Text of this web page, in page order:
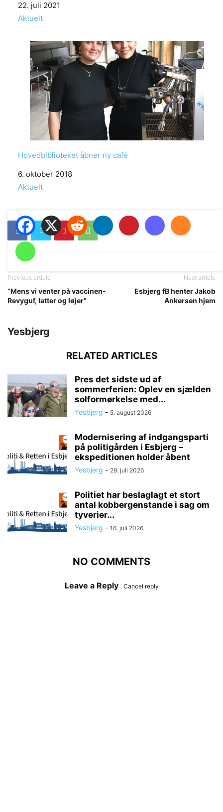
Date
22. juli 2021
In relation to
Aktuelt
Hovedbiblioteket åbner ny café
Date
6. oktober 2018
In relation to
Aktuelt
Previous article
”Mens vi venter på vaccinen-
Revyguf, latter og løjer”
Next article
Esbjerg fB henter Jakob
Ankersen hjem
Yesbjerg
RELATED ARTICLES
Pres det sidste ud af
sommerferien: Oplev en sjælden
solformørkelse med...
Yesbjerg - 5. august 2026
Modernisering af indgangsparti
på politigården i Esbjerg –
ekspeditionen holder åbent
Yesbjerg - 29. juli 2026
Politiet har beslaglagt et stort
antal kobbergenstande i sag om
tyverier...
Yesbjerg - 16. juli 2026
NO COMMENTS
Leave a Reply Cancel reply